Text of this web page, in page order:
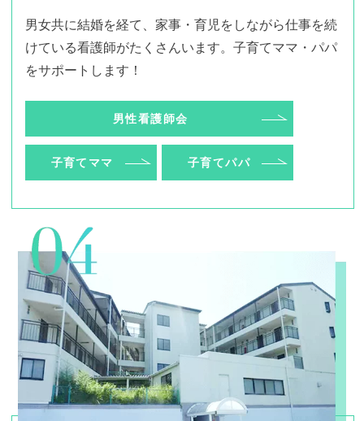
男女共に結婚を経て、家事・育児をしながら仕事を続
けている看護師がたくさんいます。子育てママ・パパ
をサポートします！
男性看護師会
子育てママ 子育てパパ